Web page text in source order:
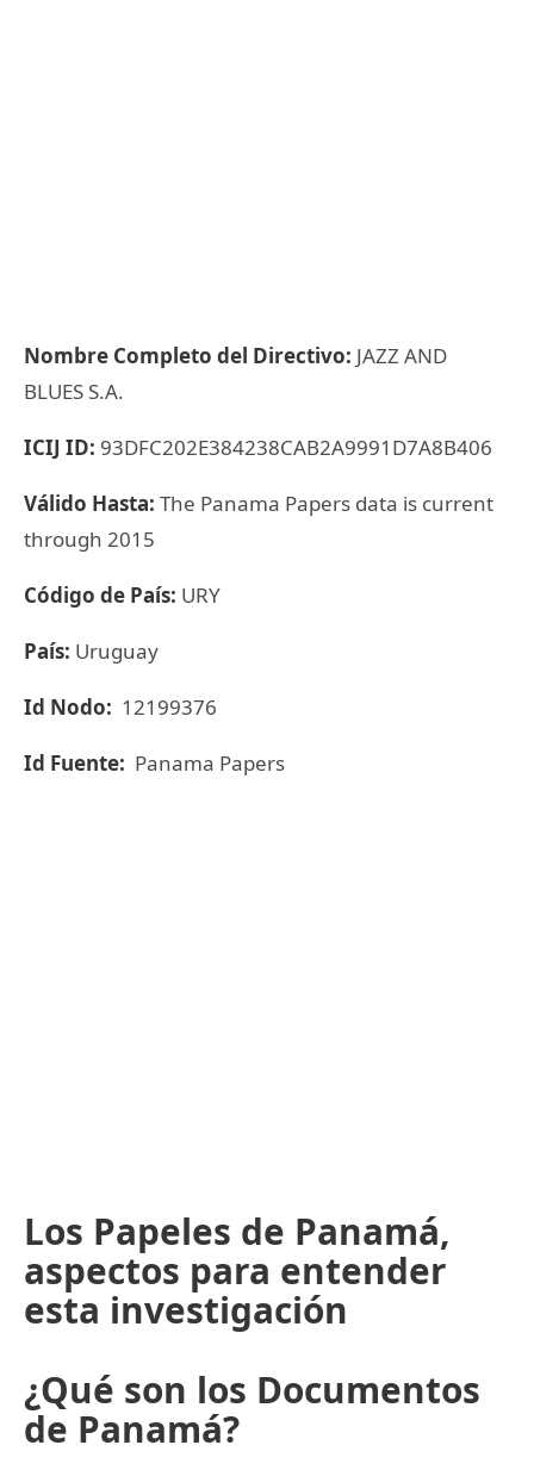
Nombre Completo del Directivo: JAZZ AND
BLUES S.A.
ICIJ ID: 93DFC202E384238CAB2A9991D7A8B406
Válido Hasta: The Panama Papers data is current
through 2015
Código de País: URY
País: Uruguay
Id Nodo: 12199376
Id Fuente: Panama Papers
Los Papeles de Panamá,
aspectos para entender
esta investigación
¿Qué son los Documentos
de Panamá?